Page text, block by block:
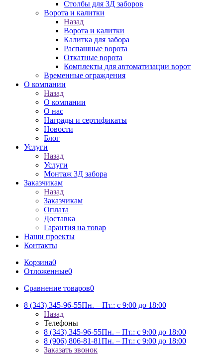
Столбы для 3Д заборов
Ворота и калитки
Назад
Ворота и калитки
Калитка для забора
Распашные ворота
Откатные ворота
Комплекты для автоматизации ворот
Временные ограждения
О компании
Назад
О компании
О нас
Награды и сертификаты
Новости
Блог
Услуги
Назад
Услуги
Монтаж 3Д забора
Заказчикам
Назад
Заказчикам
Оплата
Доставка
Гарантия на товар
Наши проекты
Контакты
Корзина0
Отложенные0
Сравнение товаров0
8 (343) 345-96-55Пн. – Пт.: с 9:00 до 18:00
Назад
Телефоны
8 (343) 345-96-55Пн. – Пт.: с 9:00 до 18:00
8 (906) 806-81-81Пн. – Пт.: с 9:00 до 18:00
Заказать звонок